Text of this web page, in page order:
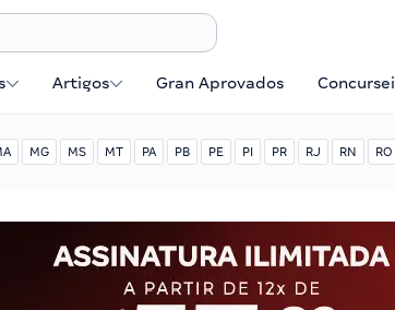
Artigos Gran Aprovados
MG MS MT PA PB PE PI PR RJ RN RO